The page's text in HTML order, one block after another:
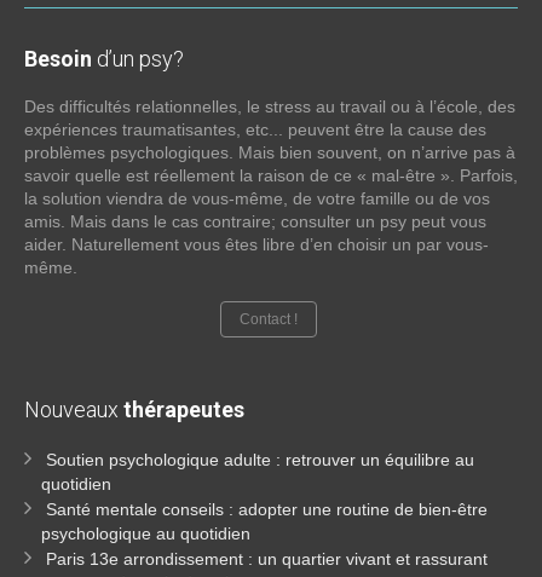
Besoin d’un psy?
Des difficultés relationnelles, le stress au travail ou à l’école, des
expériences traumatisantes, etc... peuvent être la cause des
problèmes psychologiques. Mais bien souvent, on n’arrive pas à
savoir quelle est réellement la raison de ce « mal-être ». Parfois,
la solution viendra de vous-même, de votre famille ou de vos
amis. Mais dans le cas contraire; consulter un psy peut vous
aider. Naturellement vous êtes libre d’en choisir un par vous-
même.
Contact !
Nouveaux thérapeutes
Soutien psychologique adulte : retrouver un équilibre au
quotidien
Santé mentale conseils : adopter une routine de bien-être
psychologique au quotidien
Paris 13e arrondissement : un quartier vivant et rassurant